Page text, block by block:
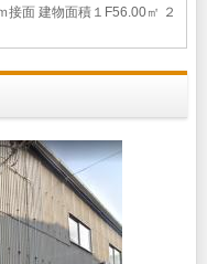
接面 建物面積１F56.00㎡ ２